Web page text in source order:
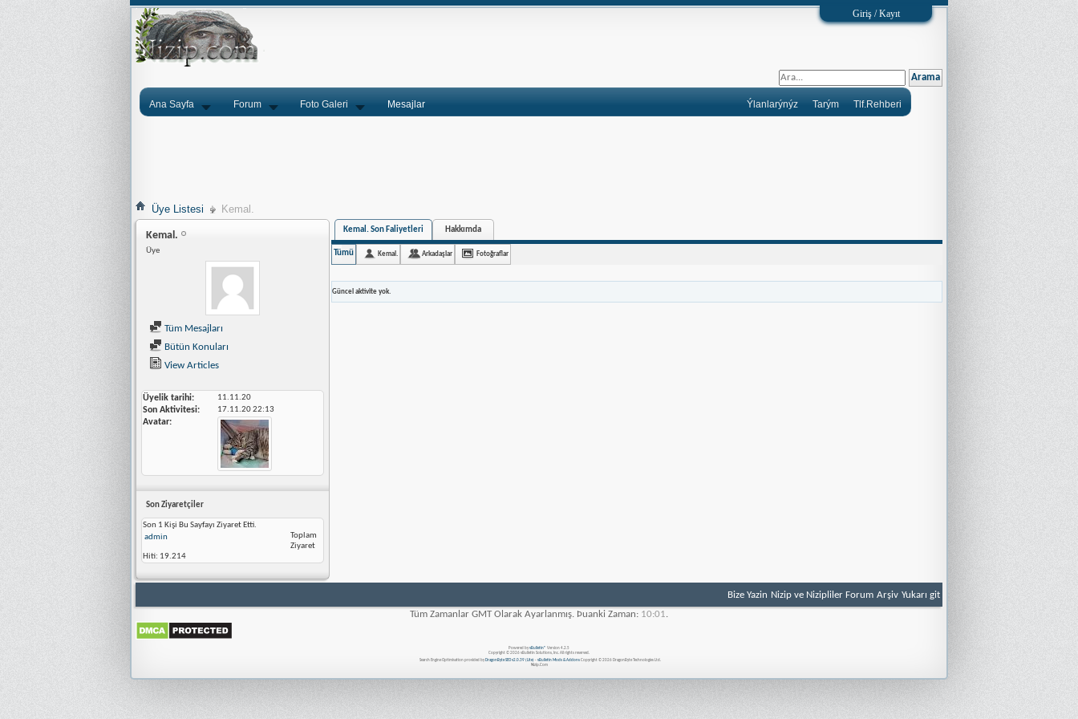
Giriş / Kayıt
Ana Sayfa Forum Foto Galeri Mesajlar Tlf.Rehberi
Tarým
Ýlanlarýnýz
Üye Listesi Kemal.
Kemal.
Üye
Tüm Mesajları
Bütün Konuları
View Articles
Üyelik tarihi 11.11.20
Son Aktivitesi 17.11.2022:13
Avatar
Son Ziyaretçiler
Son 1 Kişi Bu Sayfayı Ziyaret Etti.
admin
Toplam
Ziyaret
Hiti: 19.214
Kemal. Son Faliyetleri Hakkımda
Tümü Kemal. Arkadaşlar Fotoğraflar
Güncel aktivite yok.
Bize Yazin Nizip ve Nizipliler Forum Arşiv Yukarı git
Tüm Zamanlar GMT Olarak Ayarlanmış. Þuanki Zaman: 10:01.
Powered by vBulletin® Version 4.2.5
Copyright © 2026 vBulletin Solutions, Inc. All rights reserved.
Search Engine Optimisation provided by DragonByte SEO v2.0.39 (Lite)- vBulletin Mods & AddonsCopyright © 2026 DragonByte Technologies Ltd.
Nizip.Com